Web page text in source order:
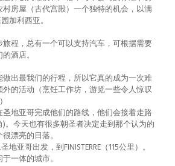
房屋（古代宫殿）一个独特的机会，以满
加利西亚。
程，总有一个可以支持汽车，可根据需要
酒店。
出最我们的行程，所以它真的成为一次难
的活动（烹饪工作坊，游览一些令人惊叹
地亚哥完成他们的路线，他们会接着走路
)。今天也有很多朝圣者决定走到那个认为的
漂亮的日落。
亚哥出发，到FINISTERRE（115公里）。
一体的城市。